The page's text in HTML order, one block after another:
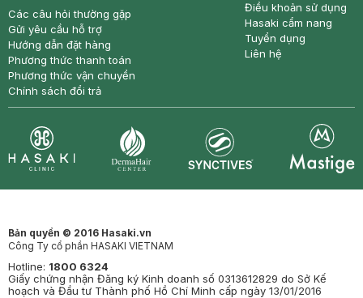
Các câu hỏi thường gặp
Gửi yêu cầu hỗ trợ
Hướng dẫn đặt hàng
Phương thức thanh toán
Phương thức vận chuyển
Chính sách đổi trả
Điều khoản sử dụng
Hasaki cẩm nang
Tuyển dụng
Liên hệ
Bản quyền © 2016 Hasaki.vn
Công Ty cổ phần HASAKI VIETNAM
Hotline: 1800 6324
Giấy chứng nhận Đăng ký Kinh doanh số 0313612829 do Sở Kế
hoạch và Đầu tư Thành phố Hồ Chí Minh cấp ngày 13/01/2016